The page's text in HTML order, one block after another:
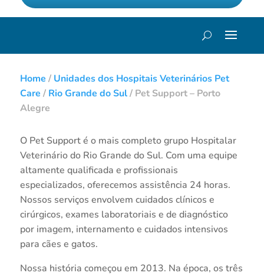
Home / Unidades dos Hospitais Veterinários Pet
Care / Rio Grande do Sul/ Pet Support – Porto
Alegre
O Pet Support é o mais completo grupo Hospitalar
Veterinário do Rio Grande do Sul. Com uma equipe
altamente qualificada e profissionais
especializados, oferecemos assistência 24 horas.
Nossos serviços envolvem cuidados clínicos e
cirúrgicos, exames laboratoriais e de diagnóstico
por imagem, internamento e cuidados intensivos
para cães e gatos.
Nossa história começou em 2013. Na época, os três